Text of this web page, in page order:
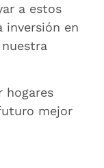
a estos
inversión en
hogares
mejor